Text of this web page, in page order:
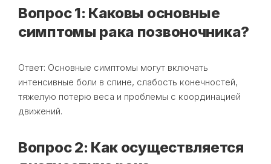
Вопрос 1: Каковы основные
симптомы рака позвоночника?
Ответ: Основные симптомы могут включать
интенсивные боли в спине, слабость конечностей,
тяжелую потерю веса и проблемы с координацией
движений.
Вопрос 2: Как осуществляется